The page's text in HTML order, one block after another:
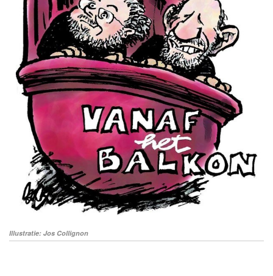
Illustratie: Jos Collignon